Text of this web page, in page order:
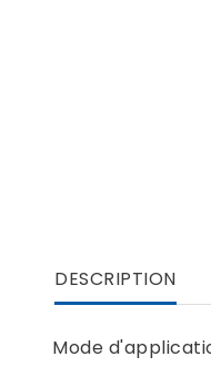
DESCRIPTION
Mode